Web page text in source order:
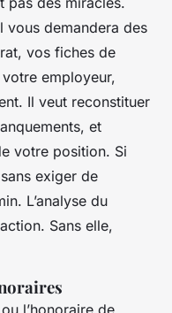
vous demandera des
vos fiches de
employeur,
Il veut reconstituer
et
votre position. Si
exiger de
L’analyse du
Sans elle,
l’honoraire de